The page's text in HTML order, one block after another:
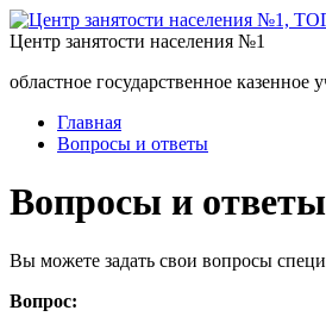
Центр занятости населения №1
областное государственное казенное
Главная
Вопросы и ответы
Вопросы и ответы
Вы можете задать свои вопросы
Вопрос: